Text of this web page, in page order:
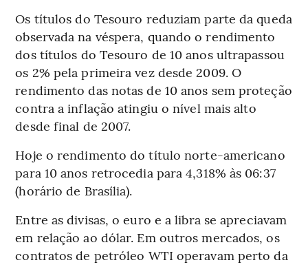
Os títulos do Tesouro reduziam parte da queda
observada na véspera, quando o rendimento
dos títulos do Tesouro de 10 anos ultrapassou
os 2% pela primeira vez desde 2009. O
rendimento das notas de 10 anos sem proteção
contra a inflação atingiu o nível mais alto
desde final de 2007.
Hoje o rendimento do título norte-americano
para 10 anos retrocedia para 4,318% às 06:37
(horário de Brasília).
Entre as divisas, o euro e a libra se apreciavam
em relação ao dólar. Em outros mercados, os
contratos de petróleo WTI operavam perto da